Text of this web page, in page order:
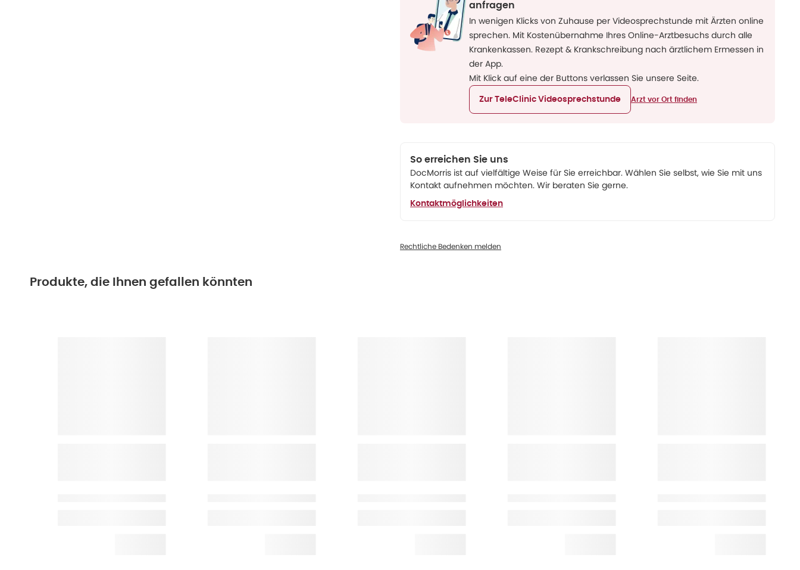
anfragen
In wenigen Klicks von Zuhause per Videosprechstunde mit Ärzten online
sprechen. Mit Kostenübernahme Ihres Online-Arztbesuchs durch alle
Krankenkassen. Rezept & Krankschreibung nach ärztlichem Ermessen in
der App.
Mit Klick auf eine der Buttons verlassen Sie unsere Seite.
Zur TeleClinic Videosprechstunde Arzt vor Ort finden
So erreichen Sie uns
DocMorris ist auf vielfältige Weise für Sie erreichbar. Wählen Sie selbst, wie Sie mit uns
Kontakt aufnehmen möchten. Wir beraten Sie gerne.
Kontaktmöglichkeiten
Rechtliche Bedenken melden
Produkte, die Ihnen gefallen könnten